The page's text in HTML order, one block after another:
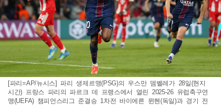
[파리=AP/뉴시스] 파리 생제르맹(PSG)의 우스만 뎀벨레가 28일(현지
시간) 프랑스 파리의 파르크 데 프랭스에서 열린 2025-26 유럽축구연
맹(UEFA) 챔피언스리그 준결승 1차전 바이에른 뮌헨(독일)과 경기 전